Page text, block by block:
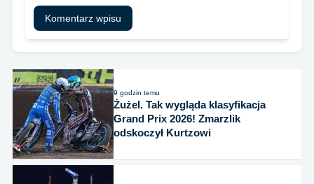
9 godzin temu
Żużel. Tak wygląda klasyfikacja
Grand Prix 2026! Zmarzlik
odskoczył Kurtzowi